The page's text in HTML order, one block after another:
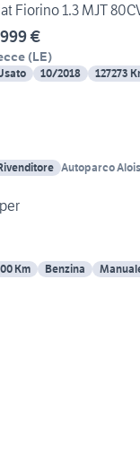
Fiorino 1.3 MJT
€
(LE)
10/2018 127273
Autoparco
Km Benzina